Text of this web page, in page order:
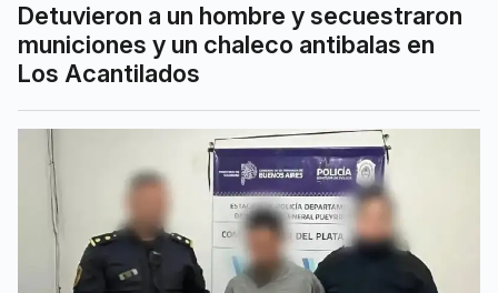
Detuvieron a un hombre y secuestraron
municiones y un chaleco antibalas en
Los Acantilados